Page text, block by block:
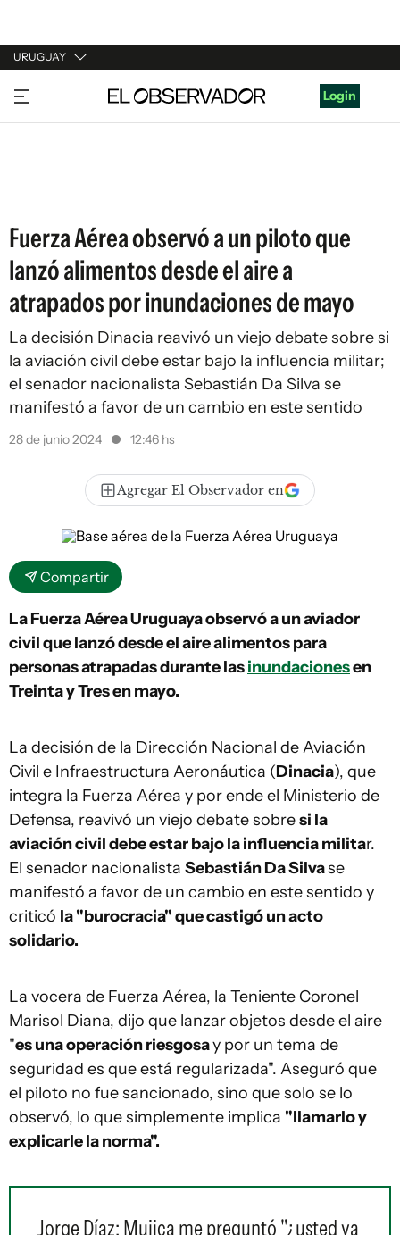
URUGUAY
URUGUAY
ARGENTINA
Login
Fuerza Aérea observó a un piloto que
lanzó alimentos desde el aire a
atrapados por inundaciones de mayo
La decisión Dinacia reavivó un viejo debate sobre si
la aviación civil debe estar bajo la influencia militar;
el senador nacionalista Sebastián Da Silva se
manifestó a favor de un cambio en este sentido
28 de junio 2024 12:46 hs
Agregar El Observador en
Compartir
La Fuerza Aérea Uruguaya observó a un aviador
civil que lanzó desde el aire alimentos para
personas atrapadas durante lasinundacionesen
Treinta y Tres en mayo.
La decisión de la Dirección Nacional de Aviación
Civil e Infraestructura Aeronáutica (Dinacia), que
integra la Fuerza Aérea y por ende el Ministerio de
Defensa, reavivó un viejo debate sobresi la
aviación civil debe estar bajo la influencia militar.
El senador nacionalista Sebastián Da Silvase
manifestó a favor de un cambio en este sentido y
criticó la "burocracia" que castigó un acto
solidario.
La vocera de Fuerza Aérea, la Teniente Coronel
Marisol Diana, dijo que lanzar objetos desde el aire
"es una operación riesgosay por un tema de
seguridad es que está regularizada". Aseguró que
el piloto no fue sancionado, sino que solo se lo
observó, lo que simplemente implica "llamarlo y
explicarle la norma".
Jorge Díaz: Mujica me preguntó "¿usted va